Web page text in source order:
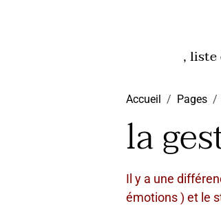
, liste
Accueil Pages
la
Il y a une
émotions ) et le